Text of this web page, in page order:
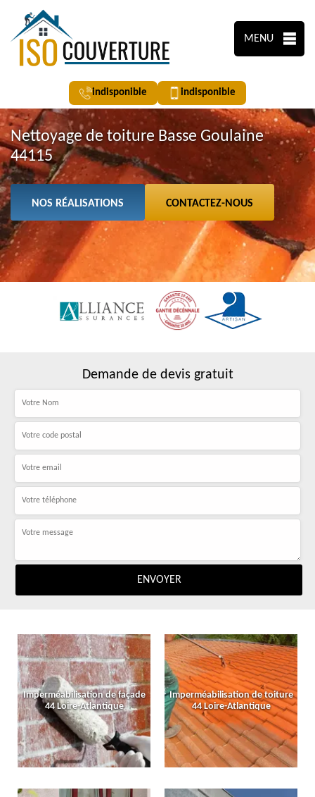
MENU
indisponible indisponible
Nettoyage de toiture Basse Goulaine
44115
NOS RÉALISATIONS CONTACTEZ-NOUS
Demande de devis gratuit
Imperméabilisation de façade
44 Loire-Atlantique
Imperméabilisation de toiture
44 Loire-Atlantique